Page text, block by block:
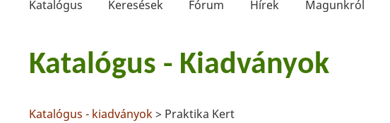
Katalógus Keresések Fórum Hírek Magunkról
Katalógus - Kiadványok
Katalógus - kiadványok> Praktika Kert